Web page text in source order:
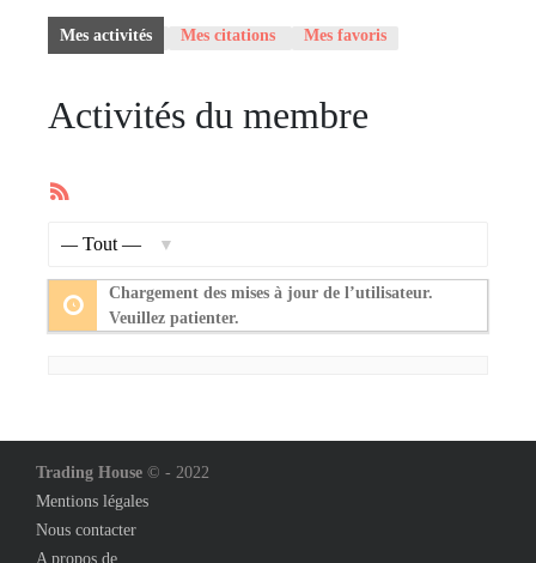
Mes activités Mes citations Mes favoris
Activités du membre
par
activité:
Chargement des mises à jour de l’utilisateur.
Veuillez patienter.
Trading House © - 2022
Mentions légales
Nous contacter
A propos de